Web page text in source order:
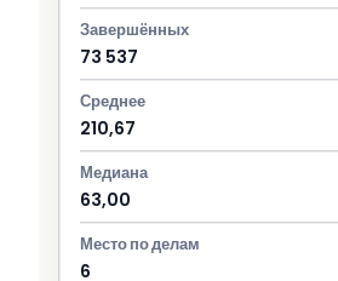
73 537
210,67
63,00
6